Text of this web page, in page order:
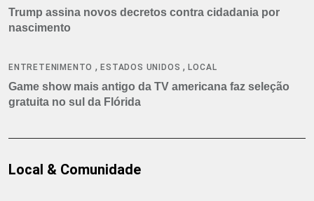
Trump assina novos decretos contra cidadania por
nascimento
ENTRETENIMENTO ,ESTADOS UNIDOS ,LOCAL
Game show mais antigo da TV americana faz seleção
gratuita no sul da Flórida
Local & Comunidade